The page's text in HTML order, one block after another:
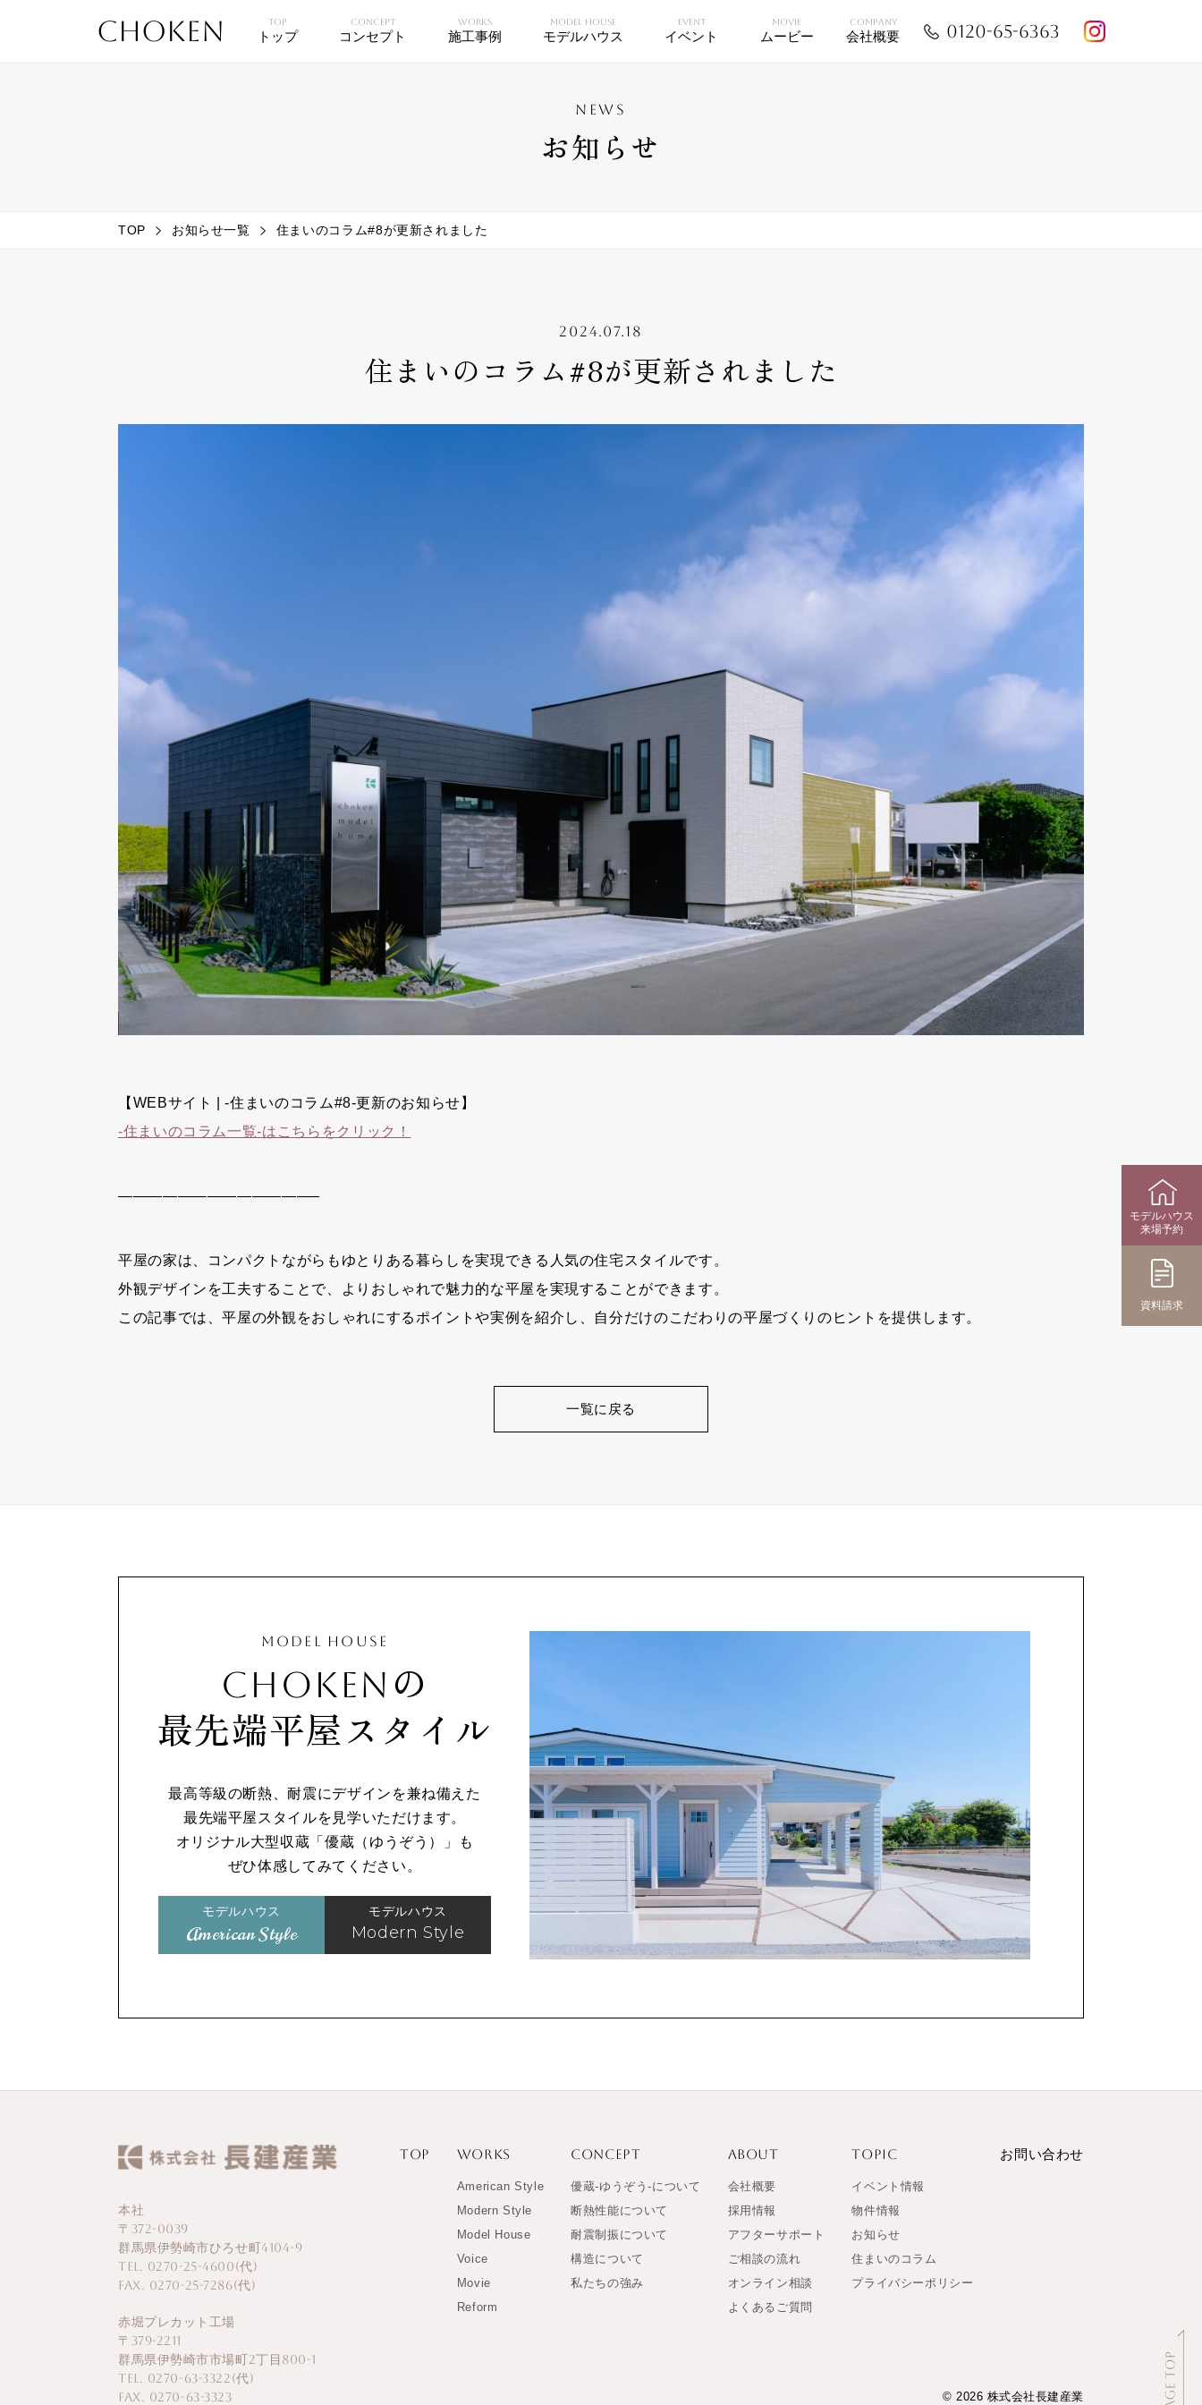
CHOKEN TOP
トップ
CONCEPT
コンセプト
WORKS
施工事例
MODEL HOUSE
モデルハウス
EVENT
イベント
MOVIE
ムービー
COMPANY
会社概要 0120-65-6363
NEWS
お知らせ
TOP お知らせ一覧 住まいのコラム#8が更新されました
2024.07.18
住まいのコラム#8が更新されました
【WEBサイト | -住まいのコラム#8-更新のお知らせ】
-住まいのコラム一覧-はこちらをクリック！
—————————————–
平屋の家は、コンパクトながらもゆとりある暮らしを実現できる人気の住宅スタイルです。
外観デザインを工夫することで、よりおしゃれで魅力的な平屋を実現することができます。
この記事では、平屋の外観をおしゃれにするポイントや実例を紹介し、自分だけのこだわりの平屋づくりのヒントを提供します。
一覧に戻る
MODEL HOUSE
CHOKENの
最先端平屋スタイル
最高等級の断熱、耐震にデザインを兼ね備えた
最先端平屋スタイルを見学いただけます。
オリジナル大型収蔵「優蔵（ゆうぞう）」も
ぜひ体感してみてください。
モデルハウス
American Style
モデルハウス
Modern Style
モデルハウス
来場予約
資料請求
TOP WORKS
American Style
Modern Style
Model House
Voice
Movie
Reform
CONCEPT
優蔵-ゆうぞう-について
断熱性能について
耐震制振について
構造について
私たちの強み
ABOUT
会社概要
採用情報
アフターサポート
ご相談の流れ
オンライン相談
よくあるご質問
TOPIC
イベント情報
物件情報
お知らせ
住まいのコラム
プライバシーポリシー
お問い合わせ
本社
〒372-0039
群馬県伊勢崎市ひろせ町4104-9
TEL. 0270-25-4600(代)
FAX. 0270-25-7286(代)
赤堀プレカット工場
〒379-2211
群馬県伊勢崎市市場町2丁目800-1
TEL. 0270-63-3322(代)
FAX. 0270-63-3323
© 2026 株式会社長建産業